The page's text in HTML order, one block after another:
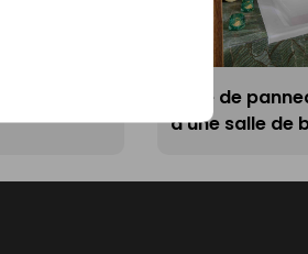
Pose de
d'une salle de